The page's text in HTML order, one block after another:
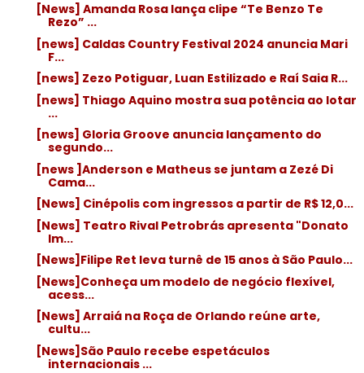
[News] Amanda Rosa lança clipe “Te Benzo Te
Rezo” ...
[news] Caldas Country Festival 2024 anuncia Mari
F...
[news] Zezo Potiguar, Luan Estilizado e Raí Saia R...
[news] Thiago Aquino mostra sua potência ao lotar
...
[news] Gloria Groove anuncia lançamento do
segundo...
[news ]Anderson e Matheus se juntam a Zezé Di
Cama...
[News] Cinépolis com ingressos a partir de R$ 12,0...
[News] Teatro Rival Petrobrás apresenta "Donato
Im...
[News]Filipe Ret leva turnê de 15 anos à São Paulo...
[News]Conheça um modelo de negócio flexível,
acess...
[News] Arraiá na Roça de Orlando reúne arte,
cultu...
[News]São Paulo recebe espetáculos
internacionais ...